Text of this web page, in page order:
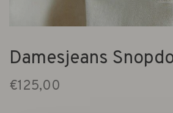
Damesjeans
€125,00